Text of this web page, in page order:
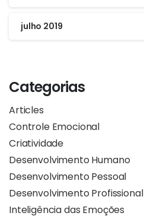
julho 2019
Categorias
Articles
Controle Emocional
Criatividade
Desenvolvimento Humano
Desenvolvimento Pessoal
Desenvolvimento Profissional
Inteligência das Emoções